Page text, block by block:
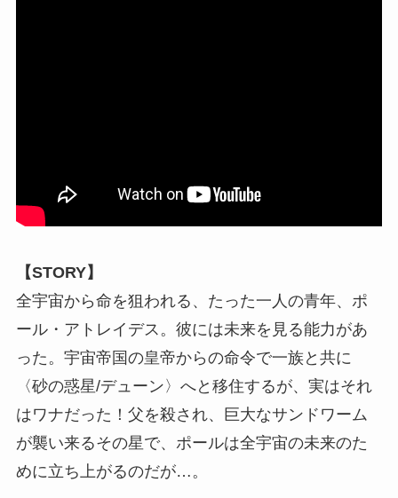
【STORY】
全宇宙から命を狙われる、たった一人の青年、ポ
ール・アトレイデス。彼には未来を見る能力があ
った。宇宙帝国の皇帝からの命令で一族と共に
〈砂の惑星/デューン〉へと移住するが、実はそれ
はワナだった！父を殺され、巨大なサンドワーム
が襲い来るその星で、ポールは全宇宙の未来のた
めに立ち上がるのだが…。